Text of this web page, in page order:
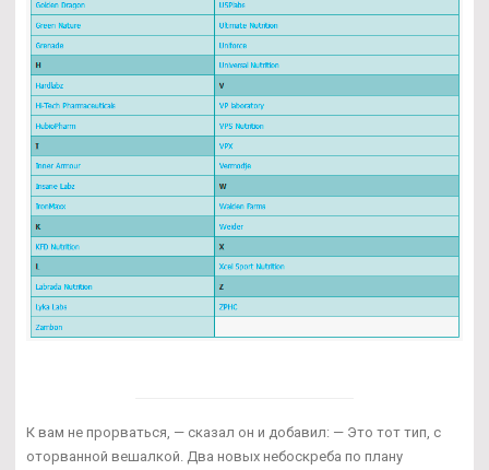
К вам не прорваться, — сказал он и добавил: — Это тот тип, с
оторванной вешалкой. Два новых небоскреба по плану